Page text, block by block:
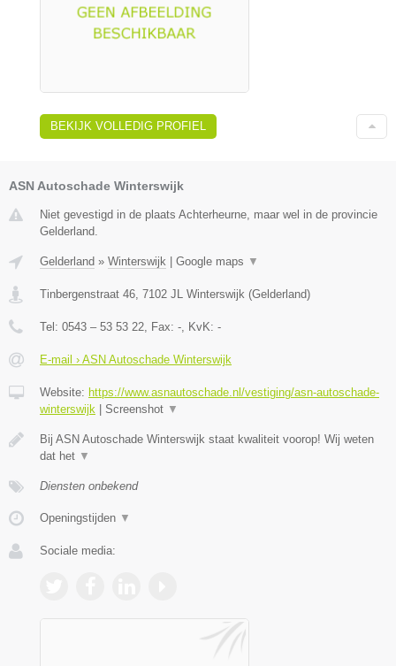
BEKIJK VOLLEDIG PROFIEL
ASN Autoschade Winterswijk
Niet gevestigd in de plaats Achterheurne, maar wel in de provincie
Gelderland.
Gelderland » Winterswijk | Google maps ▼
Tinbergenstraat 46 7102 JL Winterswijk (Gelderland)
Tel: 0543 – 53 53 22 , Fax: - , KvK: -
E-mail › ASN Autoschade Winterswijk
Website: https://www.asnautoschade.nl/vestiging/asn-autoschade-
winterswijk | Screenshot ▼
Bij ASN Autoschade Winterswijk staat kwaliteit voorop! Wij weten
dat het ▼
Diensten onbekend
Openingstijden ▼
Sociale media: